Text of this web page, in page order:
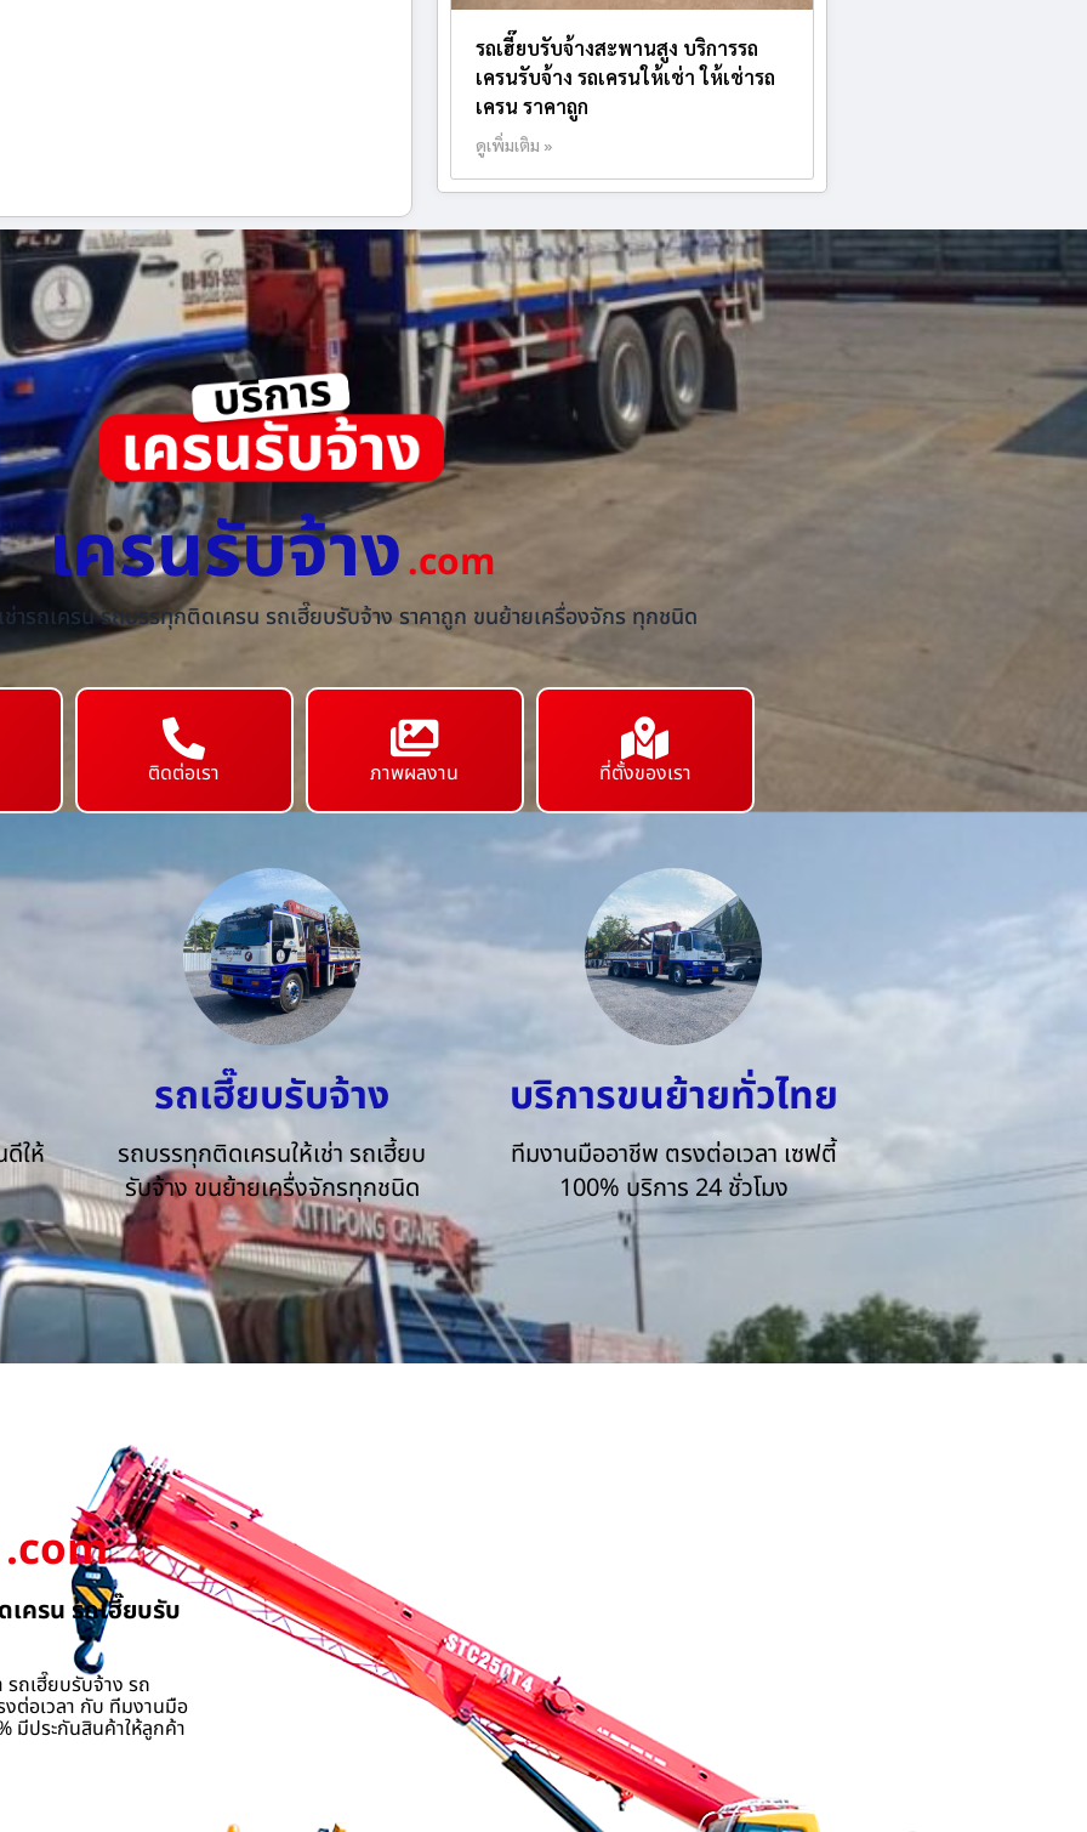
รถเฮี๊ยบรับจ้างสะพานสูง บริการรถ
เครนรับจ้าง รถเครนให้เช่า ให้เช่ารถ
เครน ราคาถูก
ดูเพิ่มเติม »
เครนรับจ้าง.com
ช่ารถเครน รถบรรทุกติดเครน รถเฮี๊ยบรับจ้าง ราคาถูก ขนย้ายเครื่องจักร ทุกชนิด
ติดต่อเรา ภาพผลงาน ที่ตั้งของเรา
ดีให้
รถเฮี๊ยบรับจ้าง
รถบรรทุกติดเครนให้เช่า รถเฮี้ยบ
รับจ้าง ขนย้ายเครื่งจักรทุกชนิด
บริการขนย้ายทั่วไทย
ทีมงานมืออาชีพ ตรงต่อเวลา เซฟตี้
100% บริการ 24 ชั่วโมง
.com
เครน รถเฮี๊ยบรับ
รถเฮี๊ยบรับจ้าง รถ
ต่อเวลา กับ ทีมงานมือ
มีประกันสินค้าให้ลูกค้า